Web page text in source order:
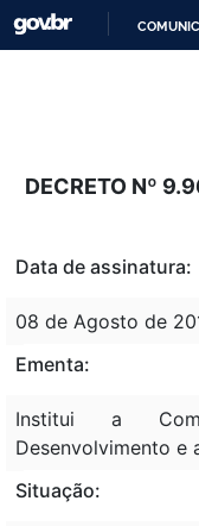
DECRETO Nº
Data de assinatura:
08 de Agosto de
Ementa:
Institui a
Desenvolvimento e
Situação: